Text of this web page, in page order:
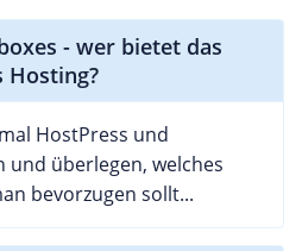
- wer bietet das
Hosting?
HostPress und
und überlegen, welches
bevorzugen sollt...